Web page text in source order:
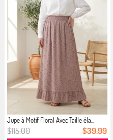
Jupe à Motif Floral Avec Taille éla...
$115.00 $39.99